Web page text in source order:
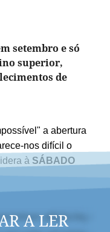
setembro e só
superior,
de
a abertura
nos difícil o
à SÁBADO
A LER